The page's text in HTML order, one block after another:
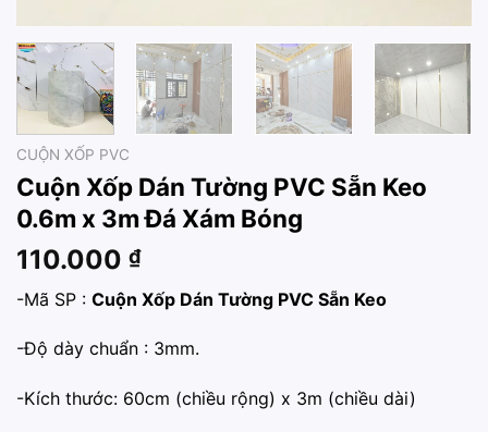
CUỘN XỐP PVC
Cuộn Xốp Dán Tường PVC Sẵn Keo
0.6m x 3m Đá Xám Bóng
110.000 ₫
-Mã SP : Cuộn Xốp Dán Tường PVC Sẵn Keo
-Độ dày chuẩn : 3mm.
-Kích thước: 60cm (chiều rộng) x 3m (chiều dài)